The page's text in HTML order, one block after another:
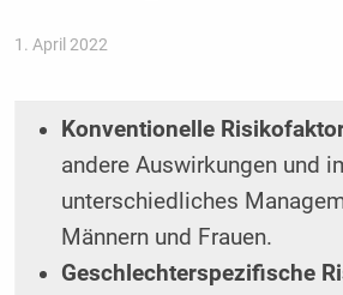
1. April 2022
Konventionelle
andere Auswirkungen und
unterschiedliches
Männern und Frauen.
Geschlechterspezifische